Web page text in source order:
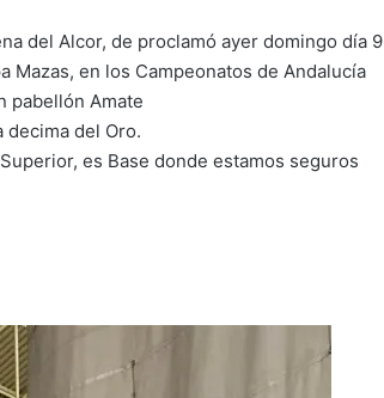
del Alcor, de proclamó ayer domingo día 9
Mazas, en los Campeonatos de Andalucía
pabellón Amate
decima del Oro.
es Base donde estamos seguros